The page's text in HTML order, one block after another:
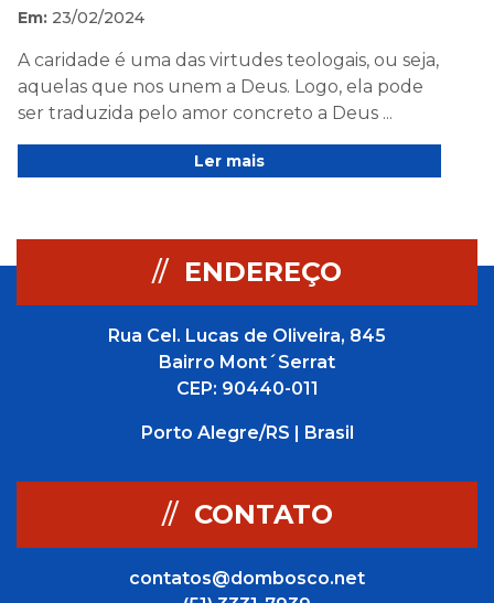
Em: 23/02/2024
A caridade é uma das virtudes teologais, ou seja,
aquelas que nos unem a Deus. Logo, ela pode
ser traduzida pelo amor concreto a Deus ...
Ler mais
// ENDEREÇO
Rua Cel. Lucas de Oliveira, 845
Bairro Mont´Serrat
CEP: 90440-011
Porto Alegre/RS | Brasil
// CONTATO
contatos@dombosco.net